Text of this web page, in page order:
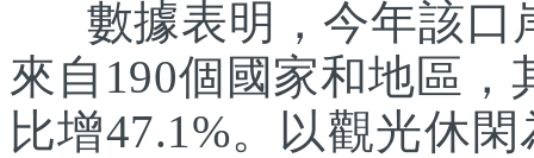
數據表明，今年該口
來自190個國家和地區，
比增47.1%。以觀光休